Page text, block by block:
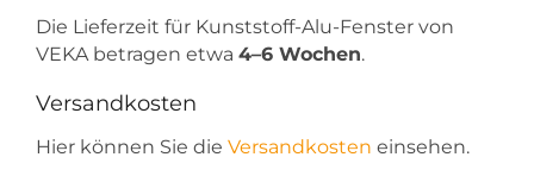
Die Lieferzeit für Kunststoff-Alu-Fenster von
VEKA betragen etwa 4–6 Wochen.
Versandkosten
Hier können Sie die Versandkosten einsehen.